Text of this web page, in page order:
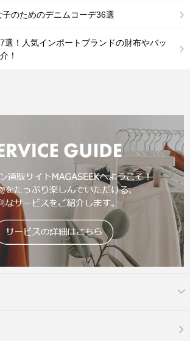
子のためのデニムコーデ36選
選！人気インポートブランドの財布やバッ
！